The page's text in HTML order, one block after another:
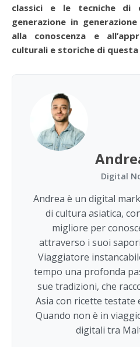
classici e le tecniche di
generazione in
alla conoscenza e
culturali e storiche di
Digital
Andrea è un digital
di cultura asiatica,
migliore per
attraverso i suoi
Viaggiatore
tempo una profonda
sue tradizioni, che
Asia con ricette testate
Quando non è in
digitali tra